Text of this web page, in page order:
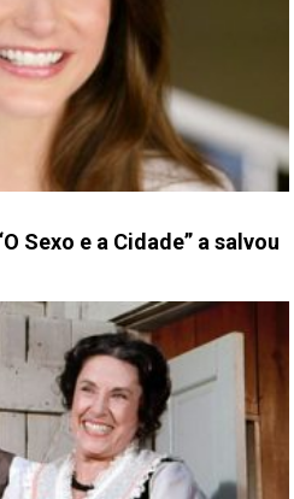
Sexo e a Cidade” a salvou